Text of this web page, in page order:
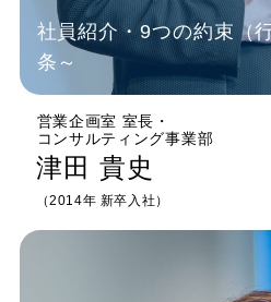
社員紹介・9つの約束（
条～
営業企画室 室長 ・
コンサルティング事業部
津田 貴史
（2014年 新卒入社）